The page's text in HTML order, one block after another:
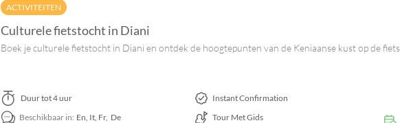
ACTIVITEITEN
Culturele fietstocht in Diani
Boek je culturele fietstocht in Diani en ontdek de hoogtepunten van de Keniaanse kust op de fiets.
Duurtot 4 uur
Beschikbaar in: En, It, Fr, De
Instant Confirmation
Tour Met Gids